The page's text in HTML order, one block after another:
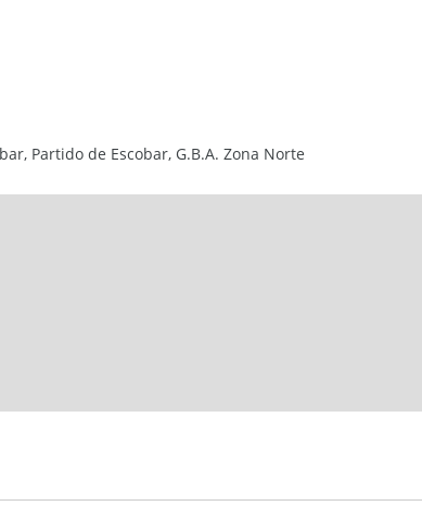
piscina, solarium, gimnasio y amplios espacios verdes.
CUOTAS SIN INTERES.
cuotas). Descuentos por pago al contado.
Partido de Escobar, G.B.A. Zona Norte